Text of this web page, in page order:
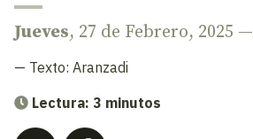
Jueves, 27 de Febrero, 2025 —
— Texto: Aranzadi
Lectura: 3 minutos